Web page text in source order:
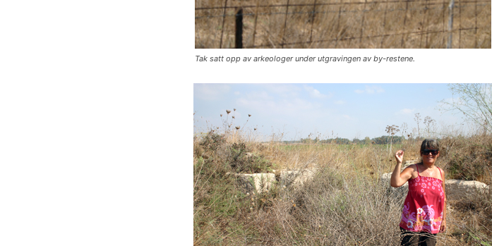
Tak satt opp av arkeologer under utgravingen av by-restene.